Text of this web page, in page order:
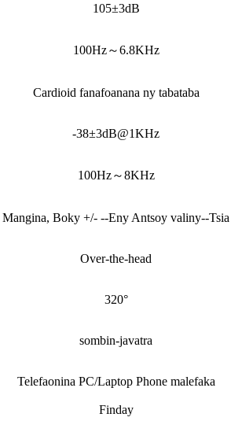
105±3dB
100Hz～6.8KHz
Cardioid fanafoanana ny tabataba
-38±3dB@1KHz
100Hz～8KHz
Mangina, Boky +/- --Eny Antsoy valiny--Tsia
Over-the-head
320°
sombin-javatra
Telefaonina PC/Laptop Phone malefaka
Finday